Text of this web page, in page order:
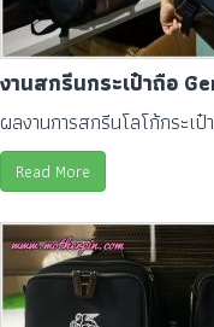
งานสกรีนกระเป๋าถือ
ผลงานการสกรีนโลโก้กระเ
Read More